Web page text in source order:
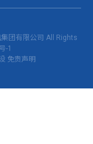
团有限公司 All Rights
-1
免责声明